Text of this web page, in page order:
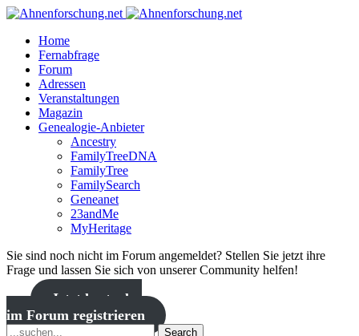
Home
Fernabfrage
Forum
Adressen
Veranstaltungen
Magazin
Genealogie-Anbieter
Ancestry
FamilyTreeDNA
FamilyTree
FamilySearch
Geneanet
23andMe
MyHeritage
Sie sind noch nicht im Forum angemeldet? Stellen Sie jetzt ihre
Frage und lassen Sie sich von unserer Community helfen!
Jetzt kostenlos
im Forum registrieren
Search